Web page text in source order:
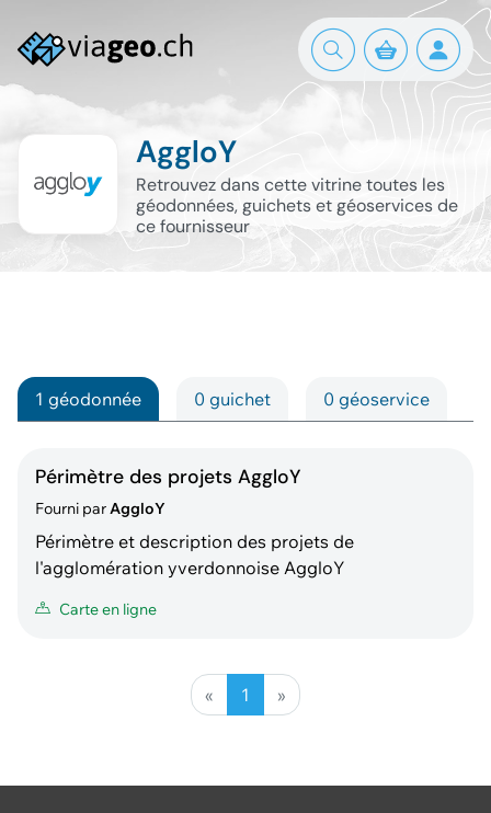
AggloY
Retrouvez dans cette vitrine toutes les
géodonnées, guichets et géoservices de
ce fournisseur
1 géodonnée 0 guichet 0 géoservice
Périmètre des projets AggloY
Fourni parAggloY
Périmètre et description des projets de
l'agglomération yverdonnoise AggloY
Carte en ligne
« 1 »